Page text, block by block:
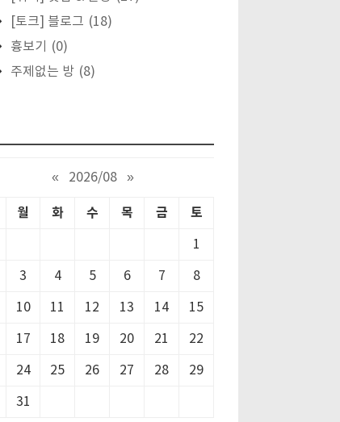
[토크] 블로그 (18)
흉보기
(0)
주제없는 방 (8)
« 2026/08 »
월 화 수 목 금 토
1
3 4 5 6 7 8
10 11 12 13 14 15
17 18 19 20 21 22
24 25 26 27 28 29
31